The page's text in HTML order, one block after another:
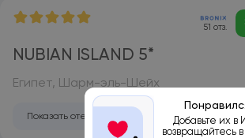
51 отз.
NUBIAN ISLAND 5*
Добавьте их в
возвращайтесь
Египет, Шарм-эль-Шейх
Показать отель на карте